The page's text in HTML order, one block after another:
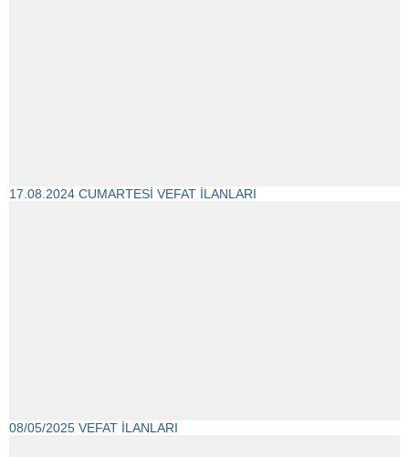
17.08.2024 CUMARTESİ VEFAT İLANLARI
08/05/2025 VEFAT İLANLARI